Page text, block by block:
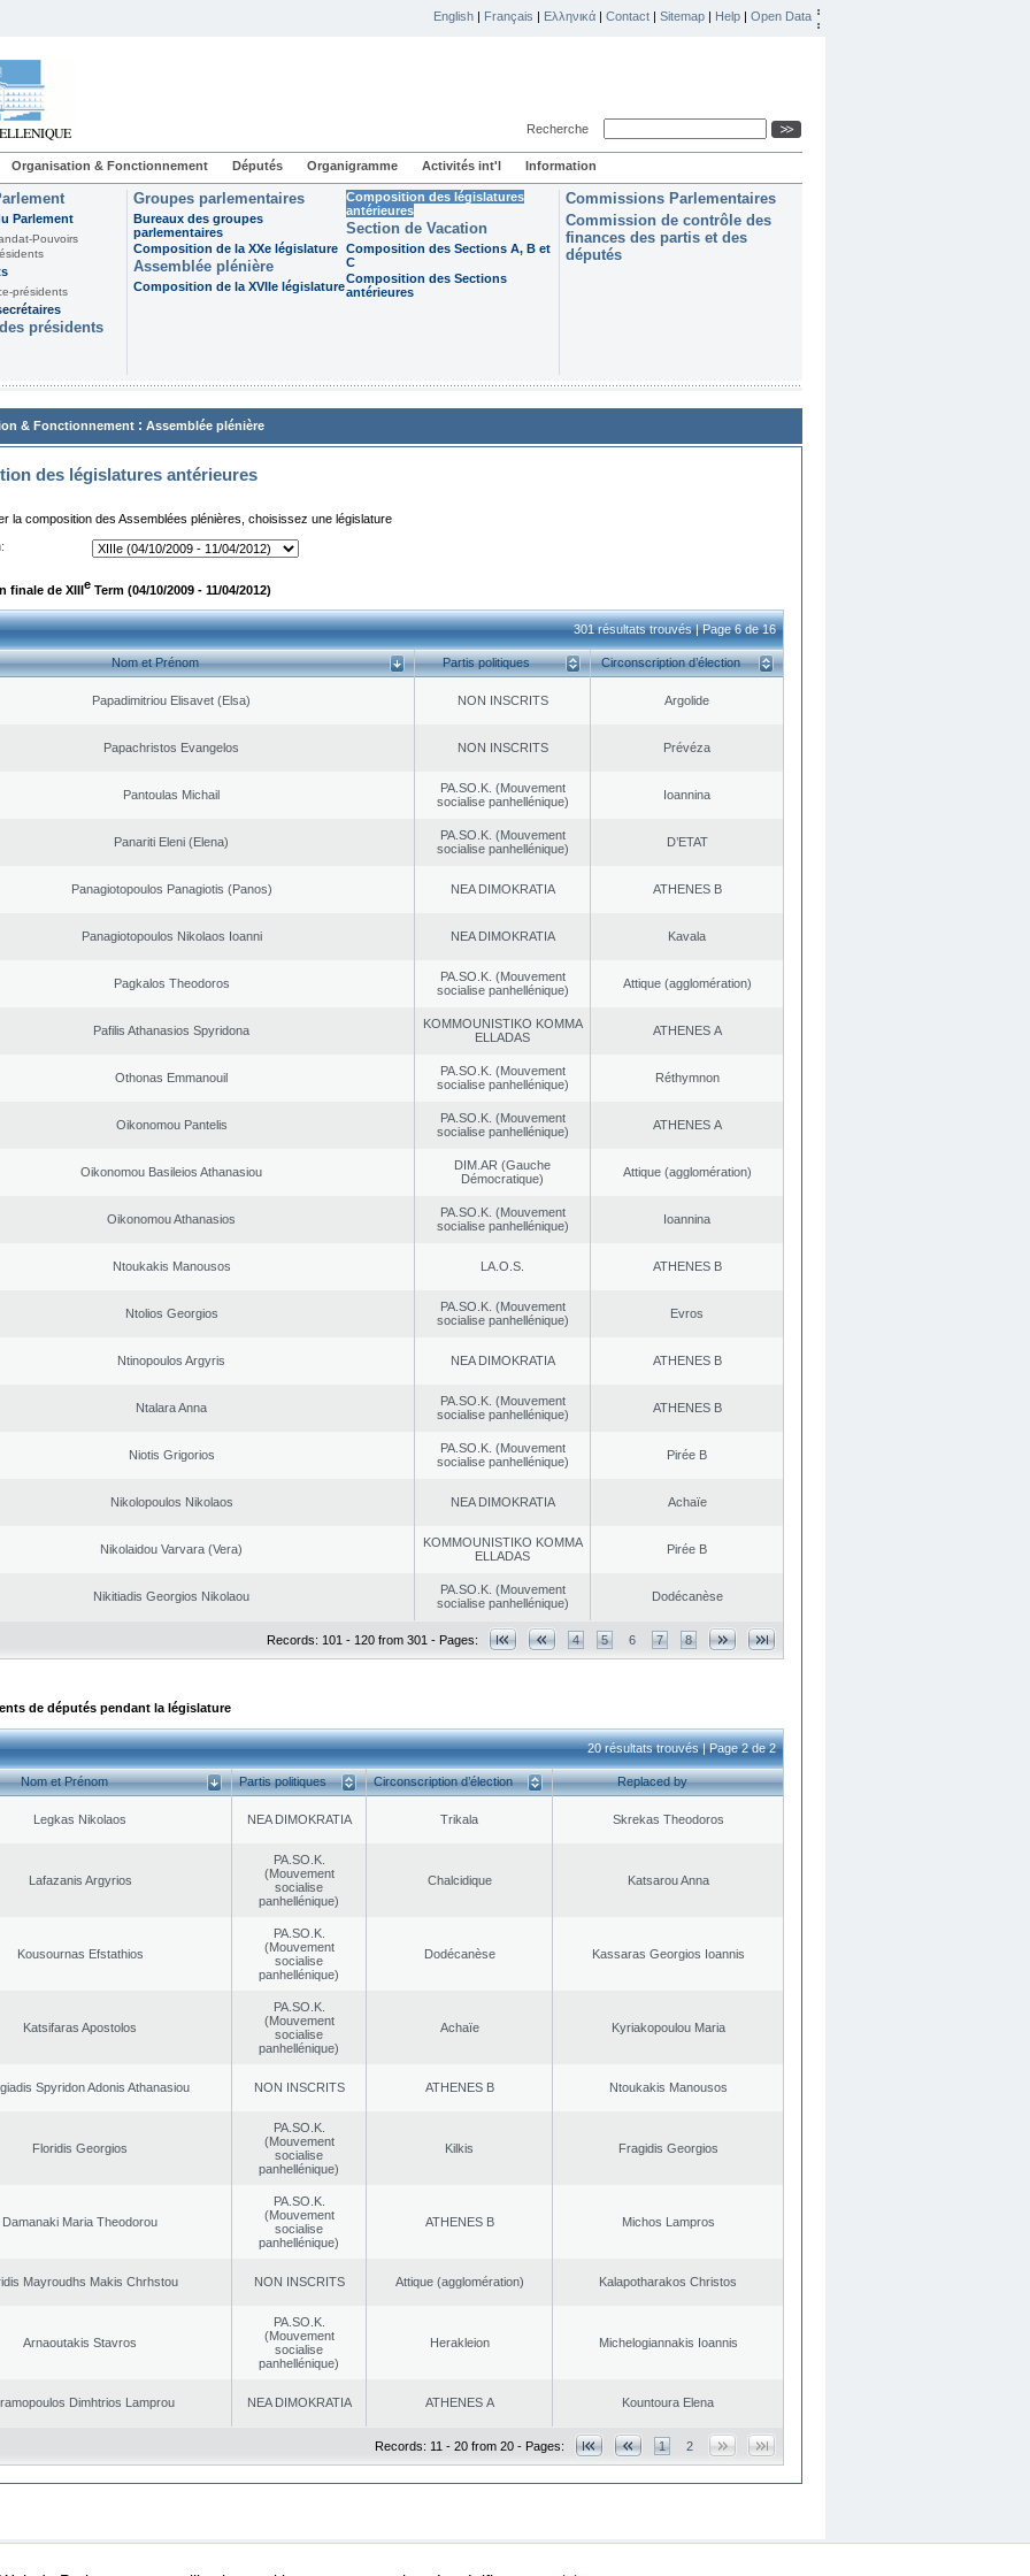
English | Français | Ελληνικά | Contact | Sitemap | Help | Open Data
Recherche
Organisation & Fonctionnement Députés Organigramme Activités int'l Information
Parlement
Pouvoirs
présidents
présidents
Groupes parlementaires
Bureaux des groupes
parlementaires
Composition de la XXe législature
Assemblée plénière
Composition de la XVIIe législature
Composition des législatures
antérieures
Section de Vacation
Composition des Sections A, B et
C
Composition des Sections
antérieures
Commissions Parlementaires
Commission de contrôle des
finances des partis et des
députés
& Fonctionnement : Assemblée plénière
des législatures antérieures
la composition des Assemblées plénières, choisissez une législature
finale de XIIIe Term (04/10/2009 - 11/04/2012)
301 résultats trouvés | Page 6 de 16
Nom et Prénom Partis politiques Circonscription d’élection
Papadimitriou Elisavet (Elsa) NON INSCRITS Argolide
Papachristos Evangelos NON INSCRITS Prévéza
Pantoulas Michail
PA.SO.K. (Mouvement
socialise panhellénique)
Ioannina
Panariti Eleni (Elena)
PA.SO.K. (Mouvement
socialise panhellénique)
D’ETAT
Panagiotopoulos Panagiotis (Panos) NEA DΙMOKRATIA ATHENES Β
Panagiotopoulos Nikolaos Ioanni NEA DΙMOKRATIA Kavala
Pagkalos Theodoros
PA.SO.K. (Mouvement
socialise panhellénique)
Αttique (agglomération)
Pafilis Athanasios Spyridona
KOMMOUNISTIKO KOMMA
ELLADAS
ATHENES Α
Othonas Emmanouil
PA.SO.K. (Mouvement
socialise panhellénique)
Réthymnon
Oikonomou Pantelis
PA.SO.K. (Mouvement
socialise panhellénique)
ATHENES Α
Oikonomou Basileios Athanasiou
DIM.AR (Gauche
Démocratique)
Αttique (agglomération)
Oikonomou Athanasios
PA.SO.K. (Mouvement
socialise panhellénique)
Ioannina
Ntoukakis Manousos LA.O.S. ATHENES Β
Ntolios Georgios
PA.SO.K. (Mouvement
socialise panhellénique)
Evros
Ntinopoulos Argyris NEA DΙMOKRATIA ATHENES Β
Ntalara Anna
PA.SO.K. (Mouvement
socialise panhellénique)
ATHENES Β
Niotis Grigorios
PA.SO.K. (Mouvement
socialise panhellénique)
Pirée B
Nikolopoulos Nikolaos NEA DΙMOKRATIA Achaïe
Nikolaidou Varvara (Vera)
KOMMOUNISTIKO KOMMA
ELLADAS
Pirée B
Nikitiadis Georgios Nikolaou
PA.SO.K. (Mouvement
socialise panhellénique)
Dodécanèse
Records: 101 - 120 from 301 - Pages: 4 5 6 7 8
de députés pendant la législature
20 résultats trouvés | Page 2 de 2
Nom et Prénom Partis politiques Circonscription d’élection Replaced by
Legkas Nikolaos NEA DΙMOKRATIA Trikala Skrekas Theodoros
Lafazanis Argyrios
PA.SO.K.
(Mouvement
socialise
panhellénique)
Chalcidique Katsarou Anna
Kousournas Efstathios
PA.SO.K.
(Mouvement
socialise
panhellénique)
Dodécanèse Kassaras Georgios Ioannis
Katsifaras Apostolos
PA.SO.K.
(Mouvement
socialise
panhellénique)
Achaïe Kyriakopoulou Maria
Spyridon Adonis Athanasiou NON INSCRITS ATHENES Β Ntoukakis Manousos
Floridis Georgios
PA.SO.K.
(Mouvement
socialise
panhellénique)
Kilkis Fragidis Georgios
Damanaki Maria Theodorou
PA.SO.K.
(Mouvement
socialise
panhellénique)
ATHENES Β Michos Lampros
Mayroudhs Makis Chrhstou NON INSCRITS Αttique (agglomération) Kalapotharakos Christos
Arnaoutakis Stavros
PA.SO.K.
(Mouvement
socialise
panhellénique)
Herakleion Michelogiannakis Ioannis
Dimhtrios Lamprou NEA DΙMOKRATIA ATHENES Α Kountoura Elena
Records: 11 - 20 from 20 - Pages: 1 2
|